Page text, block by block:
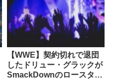
【WWE】契約切れで退団
したドリュー・グラックが
SmackDownのロースター